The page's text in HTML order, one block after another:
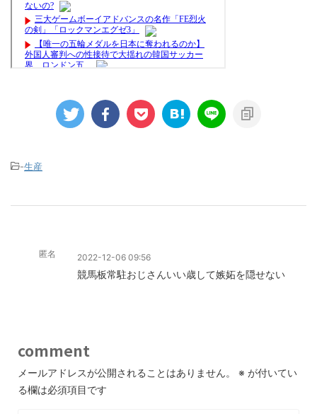
-生産
匿名 2022-12-06 09:56
競馬板常駐おじさんいい歳して嫉妬を隠せない
comment
メールアドレスが公開されることはありません。 ※ が付いてい
る欄は必須項目です